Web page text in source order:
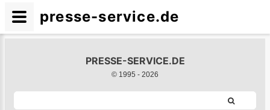
PRESSE-SERVICE.DE
© 1995 - 2026
presse-service.de